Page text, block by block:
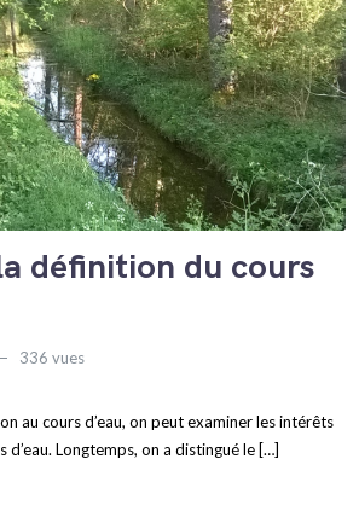
définition du cours
336 vues
au cours d’eau, on peut examiner les intérêts
d’eau. Longtemps, on a distingué le […]